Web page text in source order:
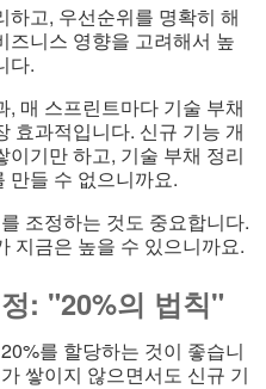
고, 우선순위를 명확히 해
즈니스 영향을 고려해서 높
다.
매 스프린트마다 기술 부채
효과적입니다. 신규 기능 개
기만 하고, 기술 부채 정리
만들 수 없으니까요.
조정하는 것도 중요합니다.
지금은 높을 수 있으니까요.
: "20%의 법칙"
를 할당하는 것이 좋습니
쌓이지 않으면서도 신규 기